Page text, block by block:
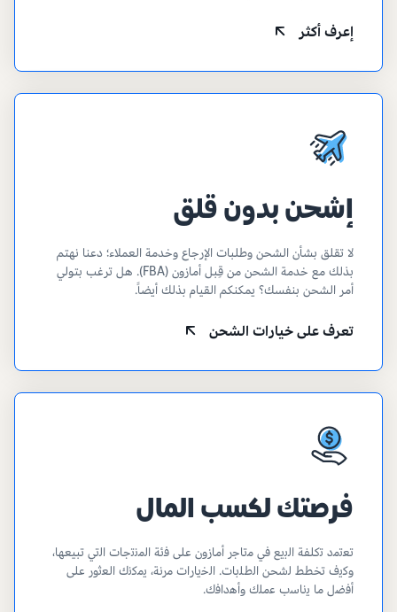
إعرف أكثر
إشحن بدون قلق
لا تقلق بشأن الشحن وطلبات الإرجاع وخدمة العملاء؛ دعنا نهتم
بذلك مع خدمة الشحن من قِبل أمازون (FBA). هل ترغب بتولي
أمر الشحن بنفسك؟ يمكنكم القيام بذلك أيضاً.
تعرف على خيارات الشحن
فرصتك لكسب المال
ﺗﻌﺗﻣﺩ ﺗﻛﻠﻔﺔ ﺍﻟﺑﻳﻊ ﻓﻲ ﻣﺗﺎﺟﺭ ﺃﻣﺎﺯﻭﻥ ﻋﻠﻰ ﻓﺋﺔ ﺍﻟﻣﻧﺗﺟﺎﺕ ﺍﻟﺗﻲ تبيعها،
ﻭﻛﻳﻑ تخطط ﻟشحن ﺍﻟﻁﻠﺑﺎﺕ. ﺍﻟﺧﻳﺎﺭﺍﺕ ﻣﺭﻧﺔ، ﻳﻣﻛﻧﻙ ﺍﻟﻌﺛﻭﺭ ﻋﻠﻰ
ﺃﻓﺿﻝ ﻣﺎ ﻳﻧﺎﺳﺏ ﻋﻣﻠﻙ ﻭﺃﻫﺩﺍﻓﻙ.